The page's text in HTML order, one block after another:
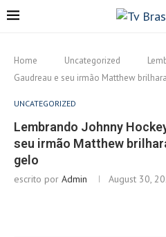
Home Uncategorized
Gaudreau e seu irmão Matthew
UNCATEGORIZED
Lembrando Johnny
seu irmão Matthew
gelo
escrito por Admin August 30,